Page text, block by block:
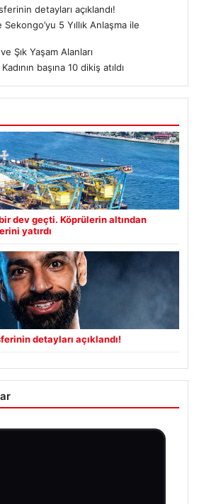
detayları açıklandı!
5 Yıllık Anlaşma ile
Şık Yaşam Alanları
başına 10 dikiş atıldı
dev geçti. Köprülerin altından
yatırdı
detayları açıklandı!